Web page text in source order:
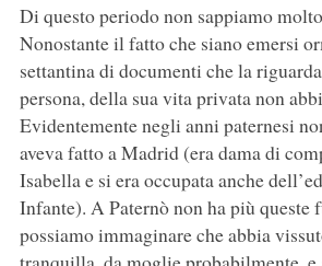
Di questo periodo non sappiamo
Nonostante il fatto che siano emersi
settantina di documenti che la
persona, della sua vita privata non
Evidentemente negli anni paternesi
aveva fatto a Madrid (era dama di
Isabella e si era occupata anche
Infante). A Paternò non ha più queste
possiamo immaginare che abbia